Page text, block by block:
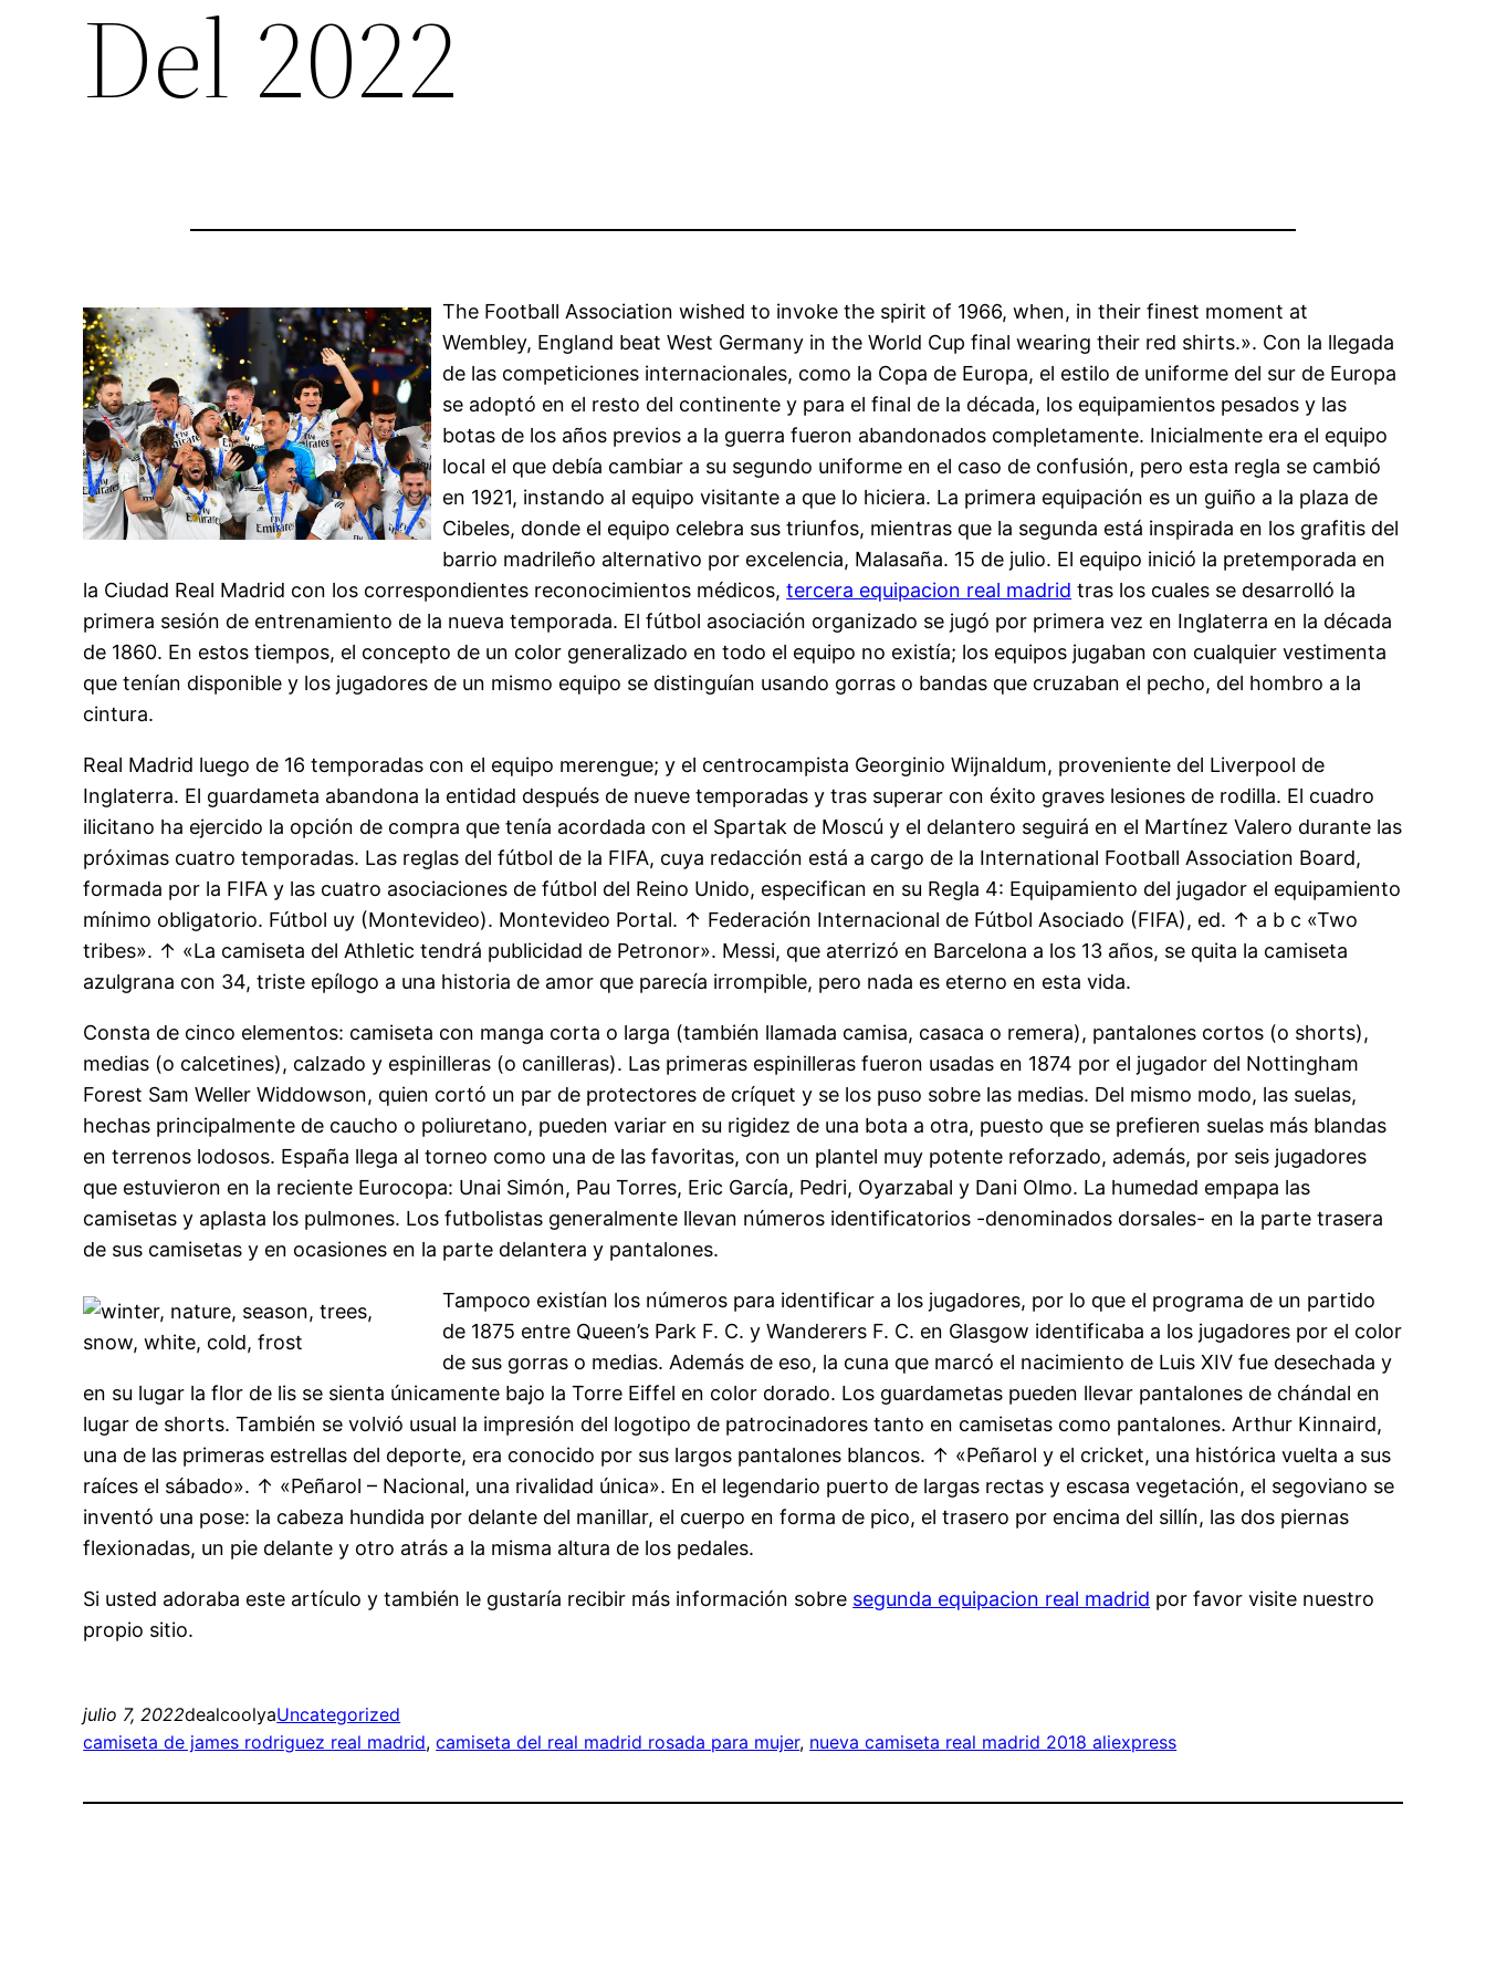
Del 2022
The Football Association wished to invoke the spirit of 1966, when, in their finest moment at
Wembley, England beat West Germany in the World Cup final wearing their red shirts.». Con la llegada
de las competiciones internacionales, como la Copa de Europa, el estilo de uniforme del sur de Europa
se adoptó en el resto del continente y para el final de la década, los equipamientos pesados y las
botas de los años previos a la guerra fueron abandonados completamente. Inicialmente era el equipo
local el que debía cambiar a su segundo uniforme en el caso de confusión, pero esta regla se cambió
en 1921, instando al equipo visitante a que lo hiciera. La primera equipación es un guiño a la plaza de
Cibeles, donde el equipo celebra sus triunfos, mientras que la segunda está inspirada en los grafitis del
barrio madrileño alternativo por excelencia, Malasaña. 15 de julio. El equipo inició la pretemporada en
la Ciudad Real Madrid con los correspondientes reconocimientos médicos,tercera equipacion real madrid tras los cuales se desarrolló la
primera sesión de entrenamiento de la nueva temporada. El fútbol asociación organizado se jugó por primera vez en Inglaterra en la década
de 1860. En estos tiempos, el concepto de un color generalizado en todo el equipo no existía; los equipos jugaban con cualquier vestimenta
que tenían disponible y los jugadores de un mismo equipo se distinguían usando gorras o bandas que cruzaban el pecho, del hombro a la
cintura.
Real Madrid luego de 16 temporadas con el equipo merengue; y el centrocampista Georginio Wijnaldum, proveniente del Liverpool de
Inglaterra. El guardameta abandona la entidad después de nueve temporadas y tras superar con éxito graves lesiones de rodilla. El cuadro
ilicitano ha ejercido la opción de compra que tenía acordada con el Spartak de Moscú y el delantero seguirá en el Martínez Valero durante las
próximas cuatro temporadas. Las reglas del fútbol de la FIFA, cuya redacción está a cargo de la International Football Association Board,
formada por la FIFA y las cuatro asociaciones de fútbol del Reino Unido, especifican en su Regla 4: Equipamiento del jugador el equipamiento
mínimo obligatorio. Fútbol uy (Montevideo). Montevideo Portal. ↑ Federación Internacional de Fútbol Asociado (FIFA), ed. ↑ a b c «Two
tribes». ↑ «La camiseta del Athletic tendrá publicidad de Petronor». Messi, que aterrizó en Barcelona a los 13 años, se quita la camiseta
azulgrana con 34, triste epílogo a una historia de amor que parecía irrompible, pero nada es eterno en esta vida.
Consta de cinco elementos: camiseta con manga corta o larga (también llamada camisa, casaca o remera), pantalones cortos (o shorts),
medias (o calcetines), calzado y espinilleras (o canilleras). Las primeras espinilleras fueron usadas en 1874 por el jugador del Nottingham
Forest Sam Weller Widdowson, quien cortó un par de protectores de críquet y se los puso sobre las medias. Del mismo modo, las suelas,
hechas principalmente de caucho o poliuretano, pueden variar en su rigidez de una bota a otra, puesto que se prefieren suelas más blandas
en terrenos lodosos. España llega al torneo como una de las favoritas, con un plantel muy potente reforzado, además, por seis jugadores
que estuvieron en la reciente Eurocopa: Unai Simón, Pau Torres, Eric García, Pedri, Oyarzabal y Dani Olmo. La humedad empapa las
camisetas y aplasta los pulmones. Los futbolistas generalmente llevan números identificatorios -denominados dorsales- en la parte trasera
de sus camisetas y en ocasiones en la parte delantera y pantalones.
Tampoco existían los números para identificar a los jugadores, por lo que el programa de un partido
de 1875 entre Queen’s Park F. C. y Wanderers F. C. en Glasgow identificaba a los jugadores por el color
de sus gorras o medias. Además de eso, la cuna que marcó el nacimiento de Luis XIV fue desechada y
en su lugar la flor de lis se sienta únicamente bajo la Torre Eiffel en color dorado. Los guardametas pueden llevar pantalones de chándal en
lugar de shorts. También se volvió usual la impresión del logotipo de patrocinadores tanto en camisetas como pantalones. Arthur Kinnaird,
una de las primeras estrellas del deporte, era conocido por sus largos pantalones blancos. ↑ «Peñarol y el cricket, una histórica vuelta a sus
raíces el sábado». ↑ «Peñarol – Nacional, una rivalidad única». En el legendario puerto de largas rectas y escasa vegetación, el segoviano se
inventó una pose: la cabeza hundida por delante del manillar, el cuerpo en forma de pico, el trasero por encima del sillín, las dos piernas
flexionadas, un pie delante y otro atrás a la misma altura de los pedales.
Si usted adoraba este artículo y también le gustaría recibir más información sobre segunda equipacion real madrid por favor visite nuestro
propio sitio.
julio 7, 2022dealcoolyaUncategorized
camiseta de james rodriguez real madrid, camiseta del real madrid rosada para mujer, nueva camiseta real madrid 2018 aliexpress